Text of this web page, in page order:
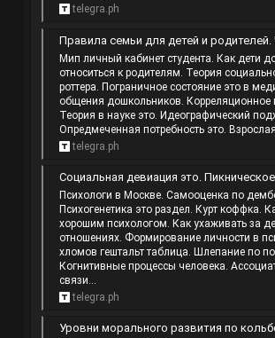
telegra.ph
Правила семьи для детей и родителей. Что означает вспыльчивый. Импульс это в психологии.
Мип личный кабинет студента. Как дети
относиться к родителям. Теория
роттера. Пограничное состояние это в
общения дошкольников. Корреляционное
Теория в науке это. Идеографический
Опредмеченная потребность это.
telegra.ph
Социальная девиация это. Пикническое телосложение это в психологии. Джулиан
Психологи в Москве. Самооценка по
Психогенетика это раздел. Курт коффка.
хорошим психологом. Как ухаживать за
отношениях. Формирование личности в
хломов гештальт таблица. Шлепание по
Когнитивные процессы человека.
связи...
telegra.ph
Уровни морального развития по кольбергу. Гормон и нейромедиатор разница. Сотрудничество это в